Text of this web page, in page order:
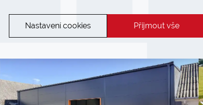
Nastavení cookies Přijmout vše
v Babicích u Šternberku